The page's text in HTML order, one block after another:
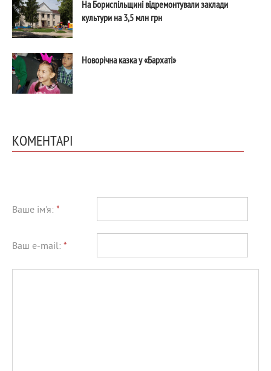
На Бориспільщині відремонтували заклади
культури на 3,5 млн грн
Новорічна казка у «Бархаті»
КОМЕНТАРІ
Ваше ім'я: *
Ваш e-mail: *